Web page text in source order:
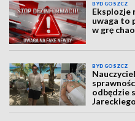
BYDGOSZCZ
Eksplozje
uwaga to
w grę
BYDGOSZCZ
odbędzie